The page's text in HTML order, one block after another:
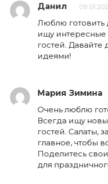
Данил
Люблю готовить
ищу интересные
гостей. Давайте
идеями!
Мария Зимина
Очень люблю
Всегда ищу
гостей. Салаты,
главное, чтобы
Поделитесь
для